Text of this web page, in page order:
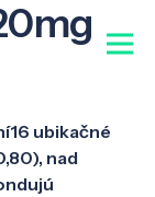
ubikačné
nad